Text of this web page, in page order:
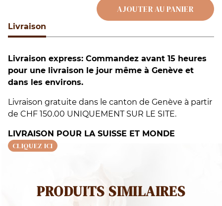
Livraison
Livraison express: Commandez avant 15 heures
pour une livraison le jour même à Genève et
dans les environs.
Livraison gratuite dans le canton de Genève à partir
de CHF 150.00 UNIQUEMENT SUR LE SITE.
LIVRAISON POUR LA SUISSE ET MONDE
CLIQUEZ ICI
AJOUTER AU PANIER
Alternative:
PRODUITS SIMILAIRES